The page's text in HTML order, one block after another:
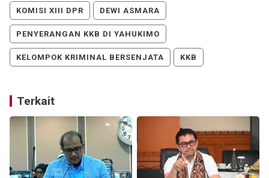
KOMISI XIII DPR DEWI ASMARA
PENYERANGAN KKB DI YAHUKIMO
KELOMPOK KRIMINAL BERSENJATA KKB
Terkait